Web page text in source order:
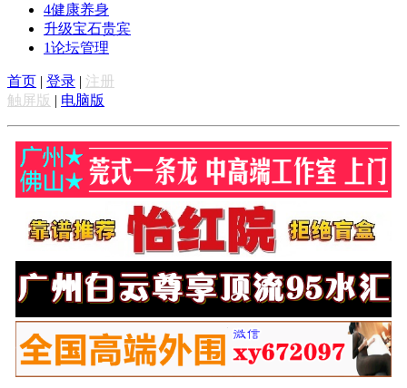
4健康养身
升级宝石贵宾
1论坛管理
首页 | 登录 | 注册
触屏版 | 电脑版